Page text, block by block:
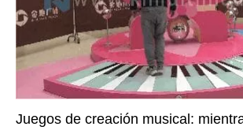
Juegos de creación musical: